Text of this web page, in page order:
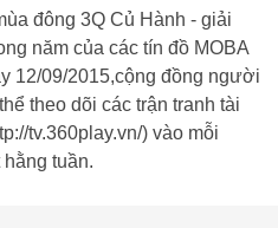
đông 3Q Củ Hành - giải
năm của các tín đồ MOBA
12/09/2015,cộng đồng người
theo dõi các trận tranh tài
tv.360play.vn/) vào mỗi
tuần.